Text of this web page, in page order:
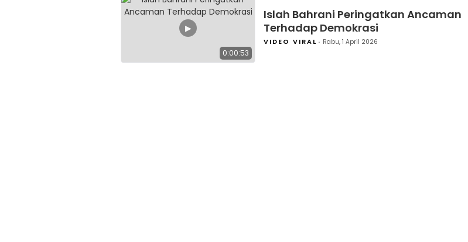
▶
0:00:53
Islah Bahrani Peringatkan Ancaman
Terhadap Demokrasi
VIDEO VIRAL Rabu, 1 April 2026